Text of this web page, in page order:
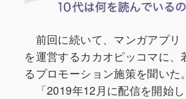
前回に続いて、マンガアプリ
を運営するカカオピッコマに、
るプロモーション施策を聞いた。
「2019年12月に配信を開始し